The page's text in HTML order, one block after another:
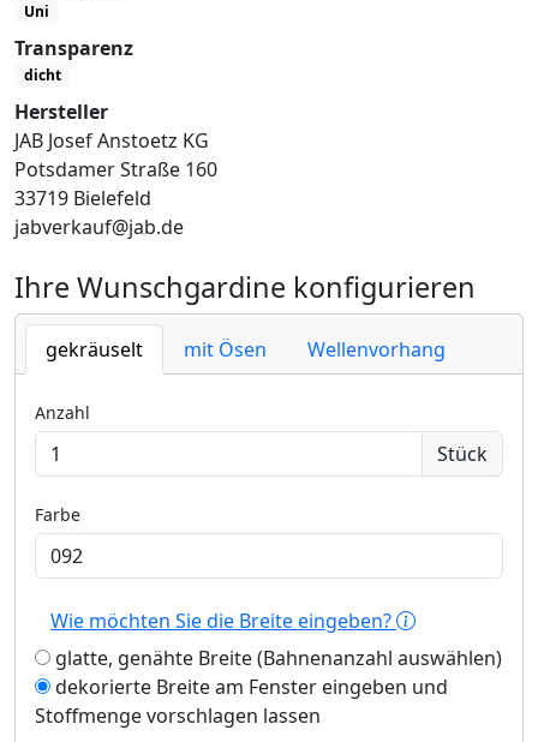
Uni
Transparenz
dicht
Hersteller
JAB Josef Anstoetz KG
Potsdamer Straße 160
33719 Bielefeld
jabverkauf@jab.de
Ihre Wunschgardine konfigurieren
gekräuselt mit Ösen Wellenvorhang
Anzahl
Stück
Farbe
Wie möchten Sie die Breite eingeben?
glatte, genähte Breite (Bahnenanzahl auswählen)
dekorierte Breite am Fenster eingeben und
Stoffmenge vorschlagen lassen